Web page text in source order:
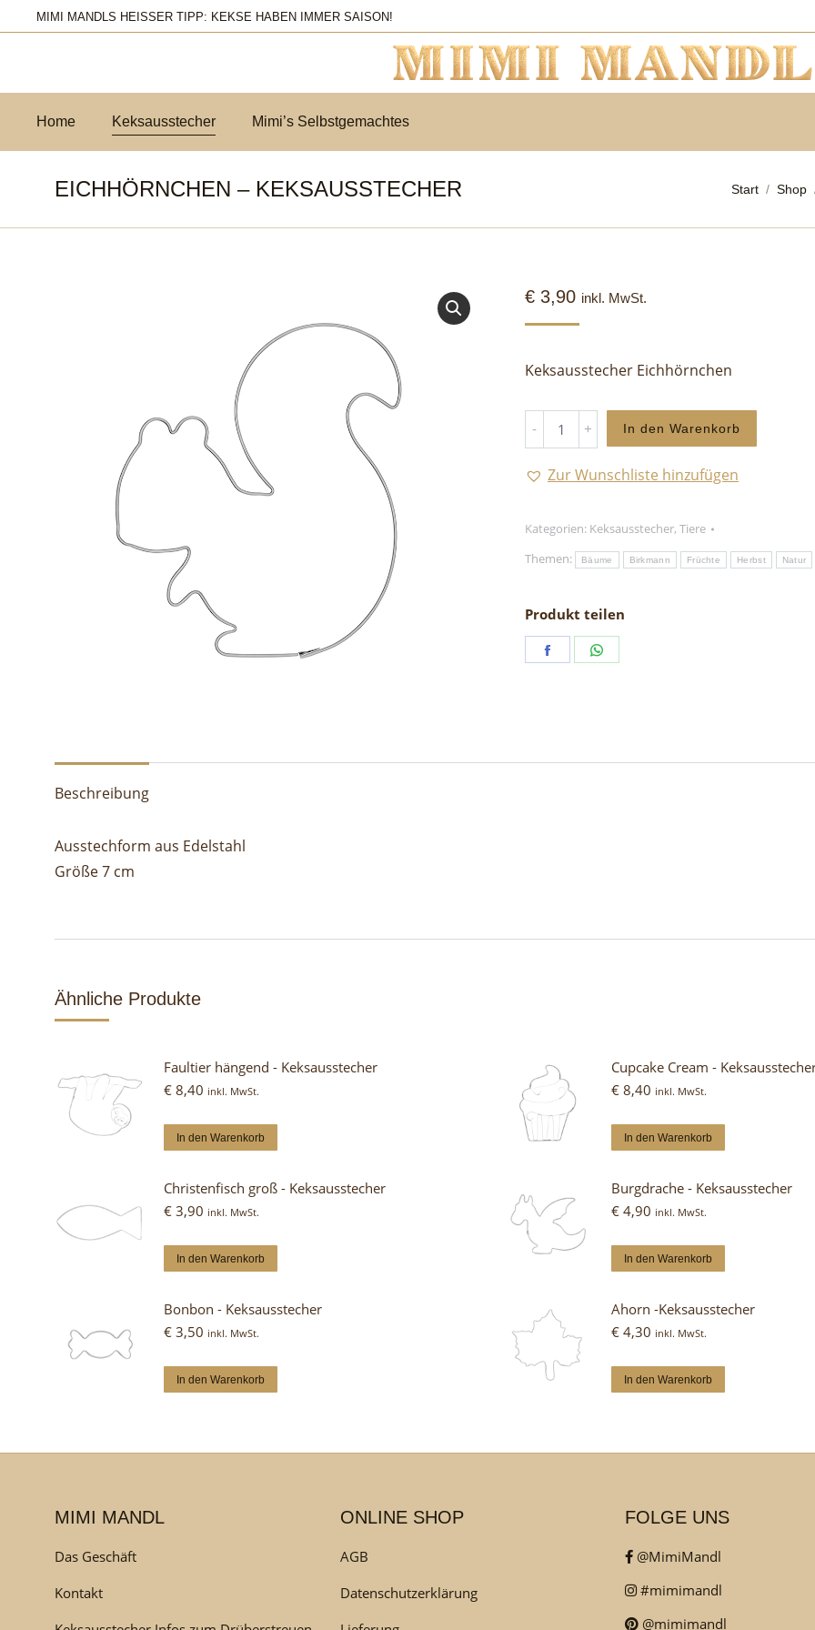
MIMI MANDLS HEISSER TIPP: KEKSE HABEN IMMER SAISON!
Home Keksausstecher Mimi’s Selbstgemachtes
EICHHÖRNCHEN – KEKSAUSSTECHER Sie
Start Shop
€ 3,90 inkl. MwSt.
Keksausstecher Eichhörnchen
Eichhörnchen
-
Keksausstecher
In den Warenkorb
Zur Wunschliste hinzufügen
Kategorien: Keksausstecher, Tiere
Themen:
Bäume Birkmann Früchte Herbst Natur
Produkt teilen
Share
Beschreibung
Ausstechform aus Edelstahl
Größe 7 cm
Ähnliche Produkte
Faultier hängend - Keksausstecher
€ 8,40 inkl. MwSt.
In den Warenkorb
Cupcake Cream -
€ 8,40 inkl. MwSt.
In den Warenkorb
Christenfisch groß - Keksausstecher
€ 3,90 inkl. MwSt.
In den Warenkorb
Burgdrache - Keksausstecher
€ 4,90 inkl. MwSt.
In den Warenkorb
Bonbon - Keksausstecher
€ 3,50 inkl. MwSt.
In den Warenkorb
Ahorn -Keksausstecher
€ 4,30 inkl. MwSt.
In den Warenkorb
MIMI MANDL
Das Geschäft
Kontakt
ONLINE SHOP
AGB
Datenschutzerklärung
FOLGE UNS
@MimiMandl
#mimimandl
@mimimandl